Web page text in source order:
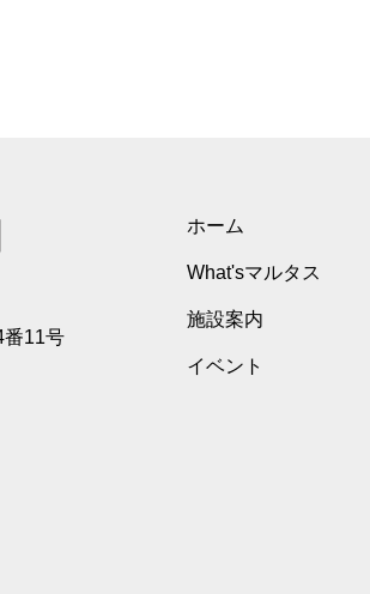
番11号
ホーム
What'sマルタス
施設案内
イベント